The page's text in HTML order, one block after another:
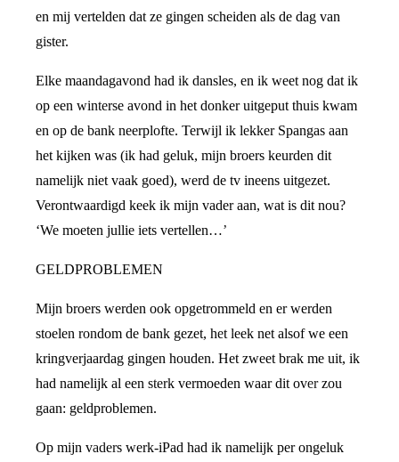
en mij vertelden dat ze gingen scheiden als de dag van
gister.
Elke maandagavond had ik dansles, en ik weet nog dat ik
op een winterse avond in het donker uitgeput thuis kwam
en op de bank neerplofte. Terwijl ik lekker Spangas aan
het kijken was (ik had geluk, mijn broers keurden dit
namelijk niet vaak goed), werd de tv ineens uitgezet.
Verontwaardigd keek ik mijn vader aan, wat is dit nou?
‘We moeten jullie iets vertellen…’
GELDPROBLEMEN
Mijn broers werden ook opgetrommeld en er werden
stoelen rondom de bank gezet, het leek net alsof we een
kringverjaardag gingen houden. Het zweet brak me uit, ik
had namelijk al een sterk vermoeden waar dit over zou
gaan: geldproblemen.
Op mijn vaders werk-iPad had ik namelijk per ongeluk